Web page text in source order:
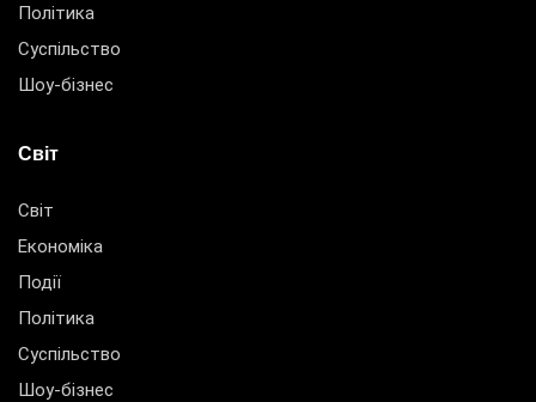
Політика
Суспільство
Шоу-бізнес
Світ
Світ
Економіка
Події
Політика
Суспільство
Шоу-бізнес